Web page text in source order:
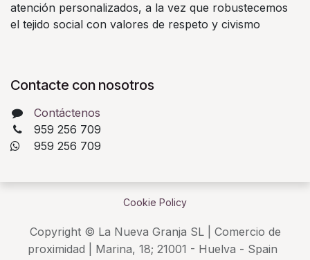
atención personalizados, a la vez que robustecemos
el tejido social con valores de respeto y civismo
Contacte con nosotros
Contáctenos
959 256 709
​ 959 256 709
Cookie Policy
Copyright © La Nueva Granja SL | Comercio de
proximidad | Marina, 18; 21001 - Huelva - Spain